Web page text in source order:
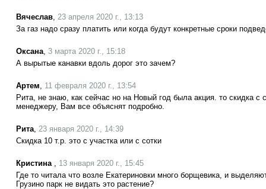
Вячеслав, 23 апреля 2020 г., 13:13
За газ надо сразу платить или когда будут конкретные сроки
Оксана, 3 марта 2020 г., 15:18
А вырытые канавки вдоль дорог это зачем?
Артем, 11 февраля 2020 г., 13:54
Рита, не знаю, как сейчас но на Новый год была акция. то скидка с
менеджеру, Вам все объяснят подробно.
Рита, 23 января 2020 г., 14:39
Скидка 10 т.р. это с участка или с сотки
Кристина , 13 января 2020 г., 15:45
Где то читала что возле Екатериновки много борщевика, и
Грузино парк не видать это растение?